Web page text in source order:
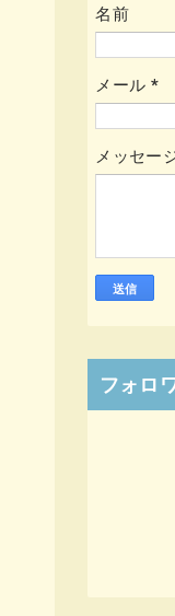
名前
メール *
メッセー
フォロ